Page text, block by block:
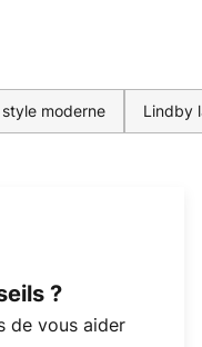
moderne Lindby
?
de vous aider